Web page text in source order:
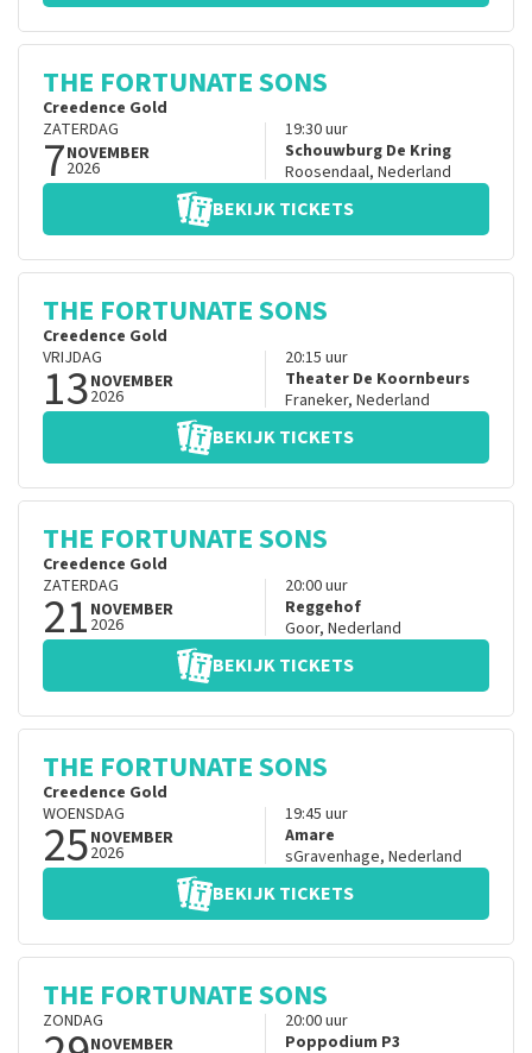
THE FORTUNATE SONS
Creedence Gold
ZATERDAG
7NOVEMBER
2026
19:30uur
Schouwburg De Kring
Roosendaal, Nederland
BEKIJK TICKETS
THE FORTUNATE SONS
Creedence Gold
VRIJDAG
13NOVEMBER
2026
20:15 uur
Theater De Koornbeurs
Franeker, Nederland
BEKIJK TICKETS
THE FORTUNATE SONS
Creedence Gold
ZATERDAG
21 NOVEMBER
2026
20:00uur
Reggehof
Goor, Nederland
BEKIJK TICKETS
THE FORTUNATE SONS
Creedence Gold
WOENSDAG
25NOVEMBER
2026
19:45 uur
Amare
sGravenhage, Nederland
BEKIJK TICKETS
THE FORTUNATE SONS
ZONDAG
NOVEMBER
20:00uur
Poppodium P3